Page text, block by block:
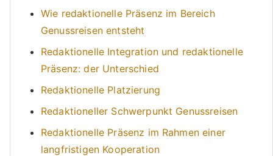
Wie redaktionelle Präsenz im Bereich
Genussreisen entsteht
Redaktionelle Integration und redaktionelle
Präsenz: der Unterschied
Redaktionelle Platzierung
Redaktioneller Schwerpunkt Genussreisen
Redaktionelle Präsenz im Rahmen einer
langfristigen Kooperation